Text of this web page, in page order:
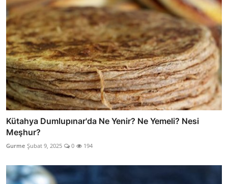
Kütahya Dumlupınar'da Ne Yenir? Ne Yemeli? Nesi
Meşhur?
Gurme Şubat 9, 2025 0 194